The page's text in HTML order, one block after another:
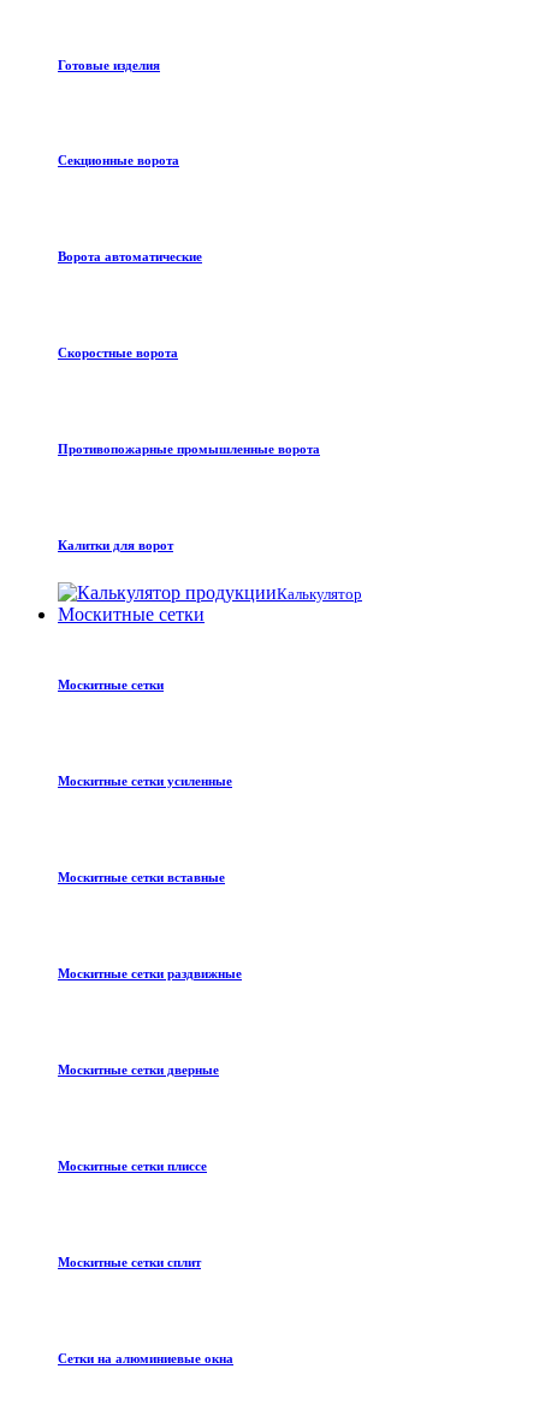
Готовые изделия
Секционные ворота
Ворота автоматические
Скоростные ворота
Противопожарные промышленные ворота
Калитки для ворот
Калькулятор
Москитные сетки
Москитные сетки
Москитные сетки усиленные
Москитные сетки вставные
Москитные сетки раздвижные
Москитные сетки дверные
Москитные сетки плиссе
Москитные сетки сплит
Сетки на алюминиевые окна